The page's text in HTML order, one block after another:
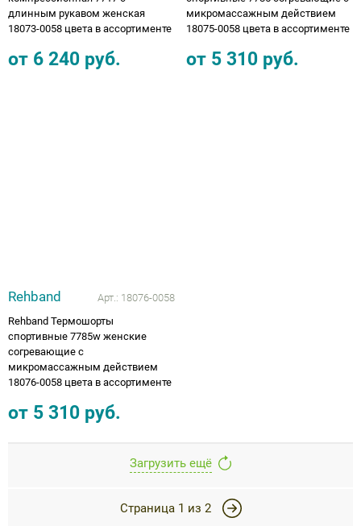
длинным рукавом женская
18073-0058 цвета в ассортименте
от 6 240 руб.
микромассажным действием
18075-0058 цвета в ассортименте
от 5 310 руб.
Rehband Арт.: 18076-0058
Rehband Термошорты
спортивные 7785w женские
согревающие с
микромассажным действием
18076-0058 цвета в ассортименте
от 5 310 руб.
Загрузить ещё
Страница 1 из 2